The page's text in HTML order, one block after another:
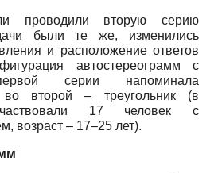
проводили вторую серию
были те же, из­менились
и расположение ответов
автостереограмм с
серии напоминала
во второй – треугольник (в
17 человек с
возраст – 17–25 лет).